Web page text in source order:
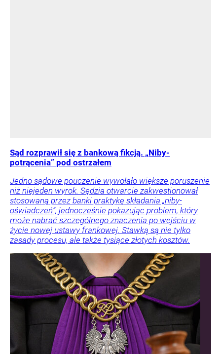
Sąd rozprawił się z bankową fikcją. „Niby-
potrącenia” pod ostrzałem
Jedno sądowe pouczenie wywołało większe poruszenie
niż niejeden wyrok. Sędzia otwarcie zakwestionował
stosowaną przez banki praktykę składania „niby-
oświadczeń”, jednocześnie pokazując problem, który
może nabrać szczególnego znaczenia po wejściu w
życie nowej ustawy frankowej. Stawką są nie tylko
zasady procesu, ale także tysiące złotych kosztów.